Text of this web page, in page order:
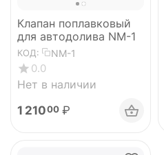
Клапан поплавковый
для автодолива NM-1
КОД: NM-1
0.0
Нет в наличии
1 21000 ₽